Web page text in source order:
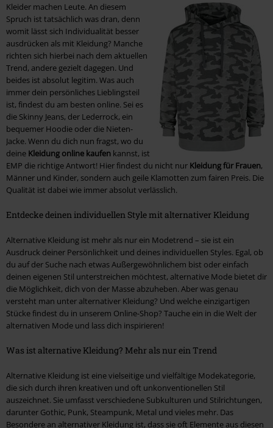
Kleider machen Leute. An diesem
Spruch ist tatsächlich was dran, denn
womit lässt sich Individualität besser
ausdrücken als mit Kleidung? Manche
richten sich hierbei nach dem aktuellen
Trend, andere gezielt dagegen. Und
beides ist absolut legitim. Was auch
immer dein persönliches Lieblingsteil
ist, findest du am besten online. Sei es
die Skinny Jeans, der Lederrock, ein
bequemer Hoodie oder die Nieten-
Jacke. Wenn du dich nun fragst, wo du
deine Kleidung online kaufen kannst, ist
EMP die richtige Antwort! Hier findest du nicht nur Kleidung für Frauen,
Männer und Kinder, sondern auch geile Klamotten zum fairen Preis. Die
Qualität ist dabei wie immer absolut verlässlich.
Entdecke deinen individuellen Style mit alternativer Kleidung
Alternative Kleidung ist mehr als nur ein Modetrend – sie ist ein
Ausdruck deiner Persönlichkeit und deines individuellen Styles. Egal, ob
du auf der Suche nach etwas Außergewöhnlichem bist oder einfach
deinen eigenen Stil unterstreichen möchtest, alternative Mode bietet dir
die Möglichkeit, dich von der Masse abzuheben. Aber was genau
versteht man unter alternativer Kleidung? Und welche einzigartigen
Stücke findest du in unserem Online-Shop? Tauche ein in die Welt der
alternativen Mode und lass dich inspirieren!
Was ist alternative Kleidung? Mehr als nur ein Trend
Alternative Kleidung ist eine vielseitige und vielfältige Modekategorie,
die sich durch ihren kreativen und oft unkonventionellen Stil
auszeichnet. Sie umfasst verschiedene Subkulturen und Stilrichtungen,
darunter Gothic, Punk, Steampunk, Metal und vieles mehr. Das
Besondere an alternativer Kleidung ist, dass sie oft Elemente aus diesen